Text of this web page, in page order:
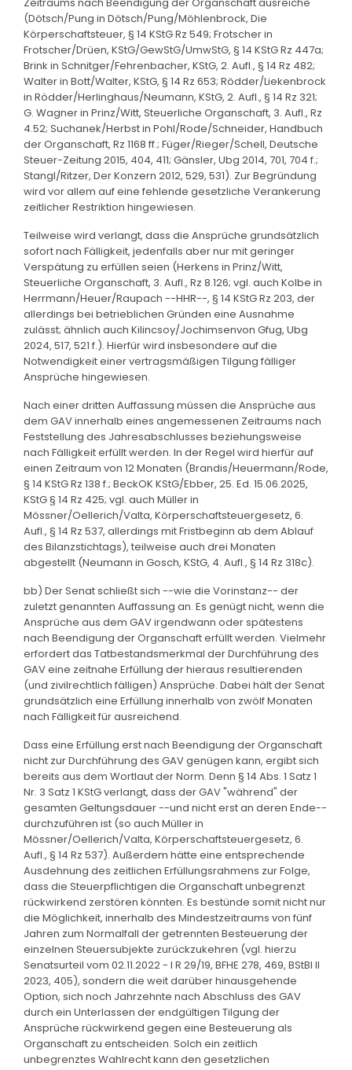
(Dötsch/Pung in Dötsch/Pung/Möhlenbrock, Die
Körperschaftsteuer, § 14 KStG Rz 549; Frotscher in
Frotscher/Drüen, KStG/GewStG/UmwStG, § 14 KStG Rz 447a;
Brink in Schnitger/Fehrenbacher, KStG, 2. Aufl., § 14 Rz 482;
Walter in Bott/Walter, KStG, § 14 Rz 653; Rödder/Liekenbrock
in Rödder/Herlinghaus/Neumann, KStG, 2. Aufl., § 14 Rz 321;
G. Wagner in Prinz/Witt, Steuerliche Organschaft, 3. Aufl., Rz
4.52; Suchanek/Herbst in Pohl/Rode/Schneider, Handbuch
der Organschaft, Rz 1168 ff.; Füger/Rieger/Schell, Deutsche
Steuer-Zeitung 2015, 404, 411; Gänsler, Ubg 2014, 701, 704 f.;
Stangl/Ritzer, Der Konzern 2012, 529, 531). Zur Begründung
wird vor allem auf eine fehlende gesetzliche Verankerung
zeitlicher Restriktion hingewiesen.
Teilweise wird verlangt, dass die Ansprüche grundsätzlich
sofort nach Fälligkeit, jedenfalls aber nur mit geringer
Verspätung zu erfüllen seien (Herkens in Prinz/Witt,
Steuerliche Organschaft, 3. Aufl., Rz 8.126; vgl. auch Kolbe in
Herrmann/Heuer/Raupach --HHR--, § 14 KStG Rz 203, der
allerdings bei betrieblichen Gründen eine Ausnahme
zulässt; ähnlich auch Kilincsoy/Jochimsenvon Gfug, Ubg
2024, 517, 521 f.). Hierfür wird insbesondere auf die
Notwendigkeit einer vertragsmäßigen Tilgung fälliger
Ansprüche hingewiesen.
Nach einer dritten Auffassung müssen die Ansprüche aus
dem GAV innerhalb eines angemessenen Zeitraums nach
Feststellung des Jahresabschlusses beziehungsweise
nach Fälligkeit erfüllt werden. In der Regel wird hierfür auf
einen Zeitraum von 12 Monaten (Brandis/Heuermann/Rode,
§ 14 KStG Rz 138 f.; BeckOK KStG/Ebber, 25. Ed. 15.06.2025,
KStG § 14 Rz 425; vgl. auch Müller in
Mössner/Oellerich/Valta, Körperschaftsteuergesetz, 6.
Aufl., § 14 Rz 537, allerdings mit Fristbeginn ab dem Ablauf
des Bilanzstichtags), teilweise auch drei Monaten
abgestellt (Neumann in Gosch, KStG, 4. Aufl., § 14 Rz 318c).
bb) Der Senat schließt sich --wie die Vorinstanz-- der
zuletzt genannten Auffassung an. Es genügt nicht, wenn die
Ansprüche aus dem GAV irgendwann oder spätestens
nach Beendigung der Organschaft erfüllt werden. Vielmehr
erfordert das Tatbestandsmerkmal der Durchführung des
GAV eine zeitnahe Erfüllung der hieraus resultierenden
(und zivilrechtlich fälligen) Ansprüche. Dabei hält der Senat
grundsätzlich eine Erfüllung innerhalb von zwölf Monaten
nach Fälligkeit für ausreichend.
Dass eine Erfüllung erst nach Beendigung der Organschaft
nicht zur Durchführung des GAV genügen kann, ergibt sich
bereits aus dem Wortlaut der Norm. Denn § 14 Abs. 1 Satz 1
Nr. 3 Satz 1 KStG verlangt, dass der GAV "während" der
gesamten Geltungsdauer --und nicht erst an deren Ende--
durchzuführen ist (so auch Müller in
Mössner/Oellerich/Valta, Körperschaftsteuergesetz, 6.
Aufl., § 14 Rz 537). Außerdem hätte eine entsprechende
Ausdehnung des zeitlichen Erfüllungsrahmens zur Folge,
dass die Steuerpflichtigen die Organschaft unbegrenzt
rückwirkend zerstören könnten. Es bestünde somit nicht nur
die Möglichkeit, innerhalb des Mindestzeitraums von fünf
Jahren zum Normalfall der getrennten Besteuerung der
einzelnen Steuersubjekte zurückzukehren (vgl. hierzu
Senatsurteil vom 02.11.2022 - I R 29/19, BFHE 278, 469, BStBl II
2023, 405), sondern die weit darüber hinausgehende
Option, sich noch Jahrzehnte nach Abschluss des GAV
durch ein Unterlassen der endgültigen Tilgung der
Ansprüche rückwirkend gegen eine Besteuerung als
Organschaft zu entscheiden. Solch ein zeitlich
unbegrenztes Wahlrecht kann den gesetzlichen